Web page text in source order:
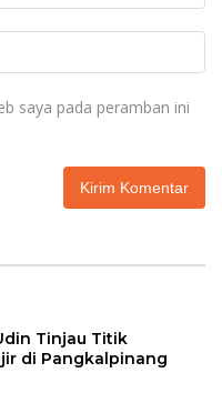
saya pada peramban ini
Tinjau Titik
di Pangkalpinang